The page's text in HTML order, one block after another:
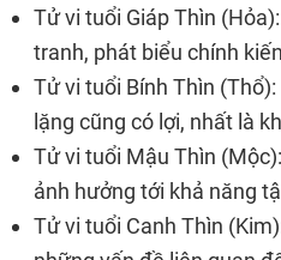
Tử vi tuổi Giáp Thìn
tranh, phát biểu chính
Tử vi tuổi Bính Thìn
lặng cũng có lợi, nhất là
Tử vi tuổi Mậu Thìn
ảnh hưởng tới khả năng
Tử vi tuổi Canh Thìn